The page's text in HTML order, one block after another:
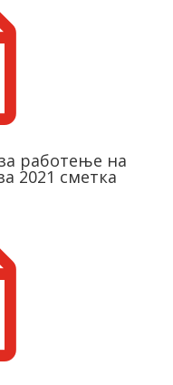
работење на
2021 сметка